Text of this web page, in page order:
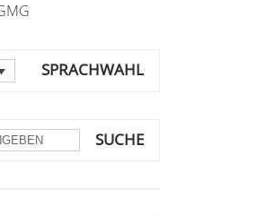
SPRACHWAHL
SUCHE